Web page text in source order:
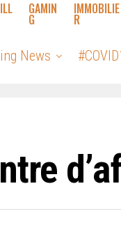
GAMIN
G
IMMOBILIE
R
News